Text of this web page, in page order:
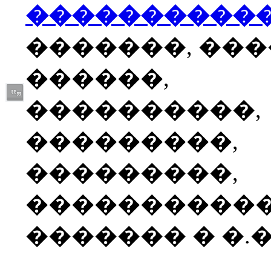
�������,
������,
����������,
���������,
���������,
������� �